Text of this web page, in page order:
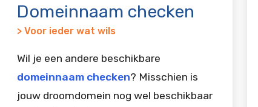
Domeinnaam checken
> Voor ieder wat wils
Wil je een andere beschikbare
domeinnaam checken? Misschien is
jouw droomdomein nog wel beschikbaar